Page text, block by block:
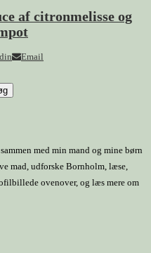
af citronmelisse og
Email
med min mand og mine børn
mad, udforske Bornholm, læse,
ovenover, og læs mere om